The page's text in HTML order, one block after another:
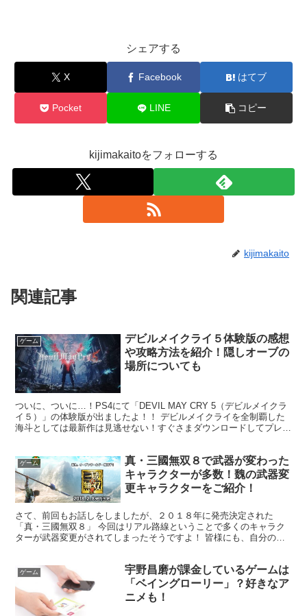
シェアする
X Facebook はてブ
Pocket LINE コピー
kijimakaitoをフォローする
kijimakaito
関連記事
ゲーム
デビルメイクライ５体験版の感想
や攻略方法を紹介！隠しオーブの
場所についても
ついに、ついに…！PS4にて「DEVIL MAY CRY 5（デビルメイクラ
イ５）」の体験版が出ましたよ！！ デビルメイクライを全制覇した
海斗としては最新作は見逃せない！すぐさまダウンロードしてプレイ
ゲーム
真・三國無双８で武器が変わった
キャラクターが多数！魏の武器変
更キャラクターをご紹介！
さて、前回もお話しをしましたが、２０１８年に発売決定された
「真・三國無双８」 今回はリアル路線ということで多くのキャラク
ターが武器変更がされてしまったそうですよ！ 皆様にも、自分の使
ゲーム
宇野昌磨が課金しているゲームは
「ベイングローリー」？好きなア
ニメも！